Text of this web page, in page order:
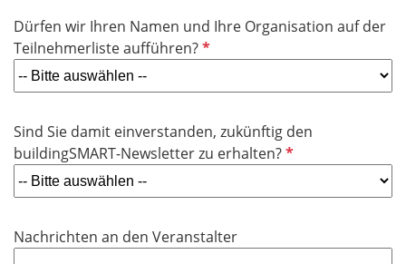
l
d
c
h
t
f
l
d
Dürfen wir Ihren Namen und Ihre Organisation auf der
Teilnehmerliste aufführen?P
l
c
h
f
l
Sind Sie damit einverstanden, zukünftig den
buildingSMART-Newsletter zu erhalten?P
l
Nachrichten an den Veranstalter